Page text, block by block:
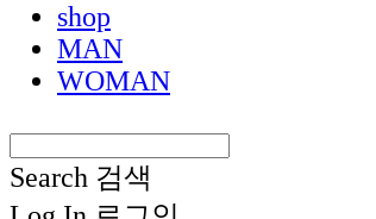
shop
MAN
WOMAN
Search 검색